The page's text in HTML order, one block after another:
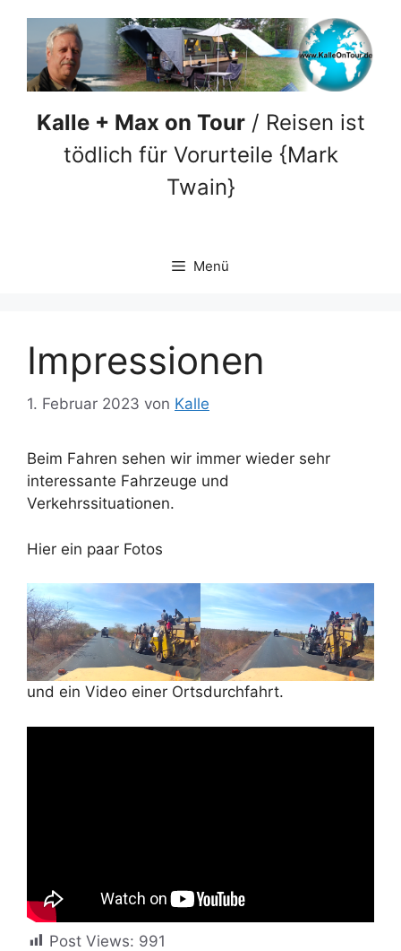
springen
Kalle + Max on Tour/ Reisen ist
tödlich für Vorurteile {Mark
Twain}
Menü
Impressionen
1. Februar 2023 von Kalle
Beim Fahren sehen wir immer wieder sehr
interessante Fahrzeuge und
Verkehrssituationen.
Hier ein paar Fotos
und ein Video einer Ortsdurchfahrt.
Post Views: 991